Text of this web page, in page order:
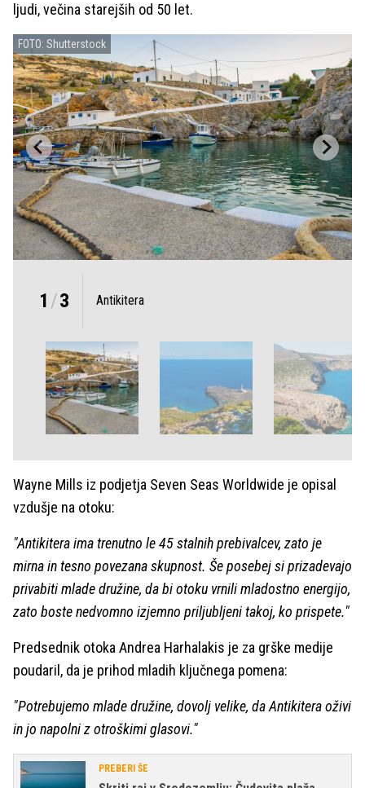
ljudi, večina starejših od 50 let.
FOTO: Shutterstock
1 /3 Antikitera
Wayne Mills iz podjetja Seven Seas Worldwide je opisal
vzdušje na otoku:
"Antikitera ima trenutno le 45 stalnih prebivalcev, zato je
mirna in tesno povezana skupnost. Še posebej si prizadevajo
privabiti mlade družine, da bi otoku vrnili mladostno energijo,
zato boste nedvomno izjemno priljubljeni takoj, ko prispete."
Predsednik otoka Andrea Harhalakis je za grške medije
poudaril, da je prihod mladih ključnega pomena:
"Potrebujemo mlade družine, dovolj velike, da Antikitera oživi
in jo napolni z otroškimi glasovi."
PREBERI ŠE